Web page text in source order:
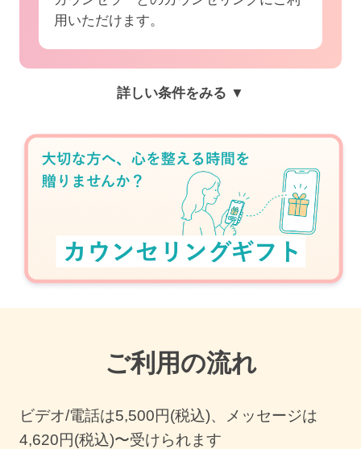
用いただけます。
詳しい条件をみる ▼
ご利用の流れ
ビデオ/電話は5,500円(税込)、メッセージは
4,620円(税込)〜受けられます